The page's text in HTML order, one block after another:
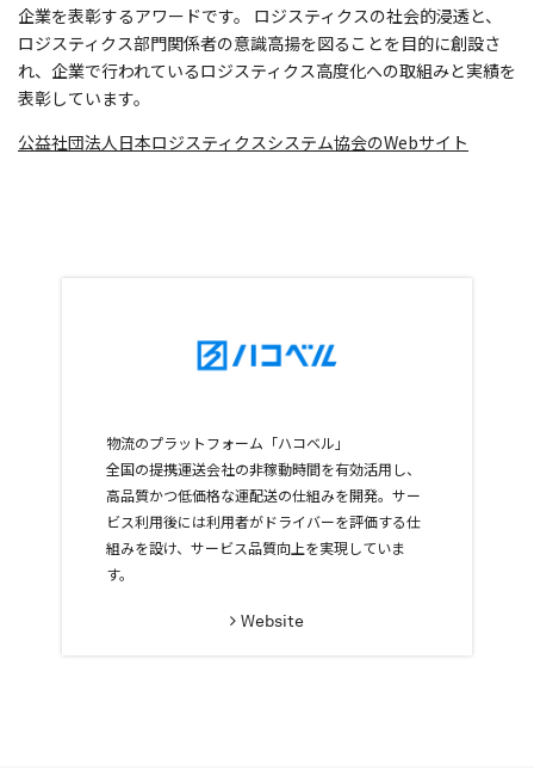
企業を表彰するアワードです。 ロジスティクスの社会的浸透と、
ロジスティクス部門関係者の意識高揚を図ることを目的に創設さ
れ、企業で行われているロジスティクス高度化への取組みと実績を
表彰しています。
公益社団法人日本ロジスティクスシステム協会のWebサイト
物流のプラットフォーム「ハコベル」
全国の提携運送会社の非稼動時間を有効活用し、
高品質かつ低価格な運配送の仕組みを開発。サー
ビス利用後には利用者がドライバーを評価する仕
組みを設け、サービス品質向上を実現していま
す。
Website